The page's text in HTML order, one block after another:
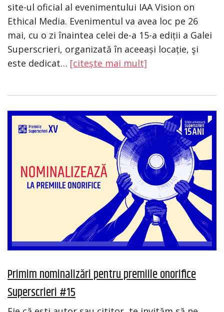
site-ul oficial al evenimentului IAA Vision on
Ethical Media. Evenimentul va avea loc pe 26
mai, cu o zi înaintea celei de-a 15-a ediții a Galei
Superscrieri, organizată în aceeași locație, şi
este dedicat… [citește mai mult]
Primim nominalizări pentru premiile onorifice
Superscrieri #15